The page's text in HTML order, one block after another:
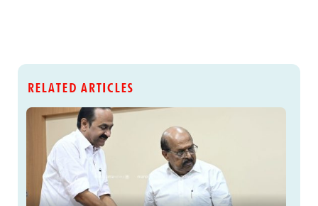
RELATED ARTICLES